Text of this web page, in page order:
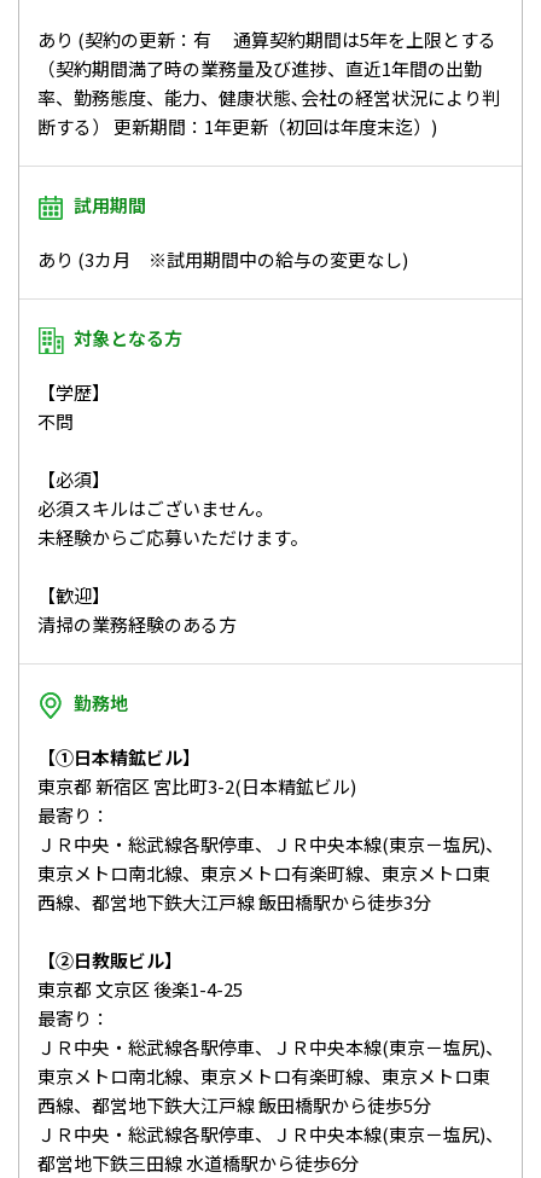
あり (契約の更新：有 通算契約期間は5年を上限とする
（契約期間満了時の業務量及び進捗、直近1年間の出勤
率、勤務態度、能力、健康状態､会社の経営状況により判
断する） 更新期間：1年更新（初回は年度末迄）)
試用期間
あり (3カ月 ※試用期間中の給与の変更なし)
対象となる方
【学歴】
不問
【必須】
必須スキルはございません。
未経験からご応募いただけます。
【歓迎】
清掃の業務経験のある方
勤務地
【①日本精鉱ビル】
東京都 新宿区 宮比町3-2(日本精鉱ビル)
最寄り：
ＪＲ中央・総武線各駅停車、ＪＲ中央本線(東京－塩尻)、
東京メトロ南北線、東京メトロ有楽町線、東京メトロ東
西線、都営地下鉄大江戸線 飯田橋駅から徒歩3分
【②日教販ビル】
東京都 文京区 後楽1-4-25
最寄り：
ＪＲ中央・総武線各駅停車、ＪＲ中央本線(東京－塩尻)、
東京メトロ南北線、東京メトロ有楽町線、東京メトロ東
西線、都営地下鉄大江戸線 飯田橋駅から徒歩5分
ＪＲ中央・総武線各駅停車、ＪＲ中央本線(東京－塩尻)、
都営地下鉄三田線 水道橋駅から徒歩6分